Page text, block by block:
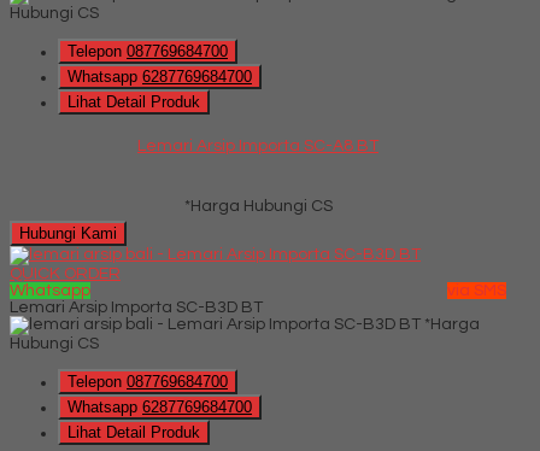
Hubungi CS
Telepon 087769684700
Whatsapp 6287769684700
Lihat Detail Produk
Lemari Arsip Importa SC-A8 BT
*Harga Hubungi CS
Hubungi Kami
QUICK ORDER
Whatsapp
via SMS
Lemari Arsip Importa SC-B3D BT
*Harga
Hubungi CS
Telepon 087769684700
Whatsapp 6287769684700
Lihat Detail Produk